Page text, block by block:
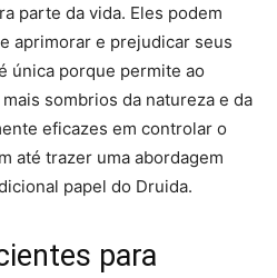
parte da vida. Eles podem
aprimorar e prejudicar seus
única porque permite ao
sombrios da natureza e da
eficazes em controlar o
até trazer uma abordagem
papel do Druida.
para